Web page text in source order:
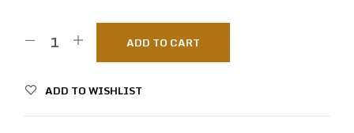
ADD TO CART
ADD TO WISHLIST